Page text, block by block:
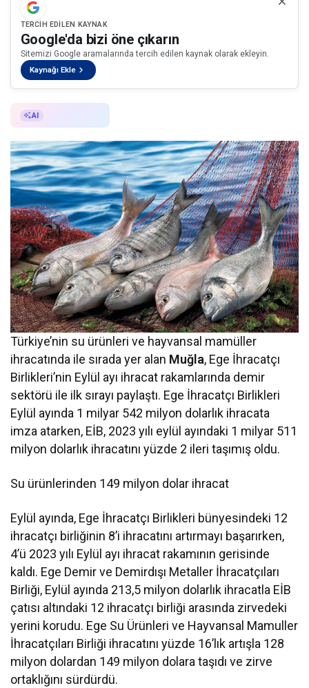
TERCIH EDILEN KAYNAK
Google'da bizi öne çıkarın
Sitemizi Google aramalarında tercih edilen kaynak olarak ekleyin.
Kaynağı Ekle
AI
Türkiye’nin su ürünleri ve hayvansal mamüller
ihracatında ile sırada yer alan Muğla, Ege İhracatçı
Birlikleri’nin Eylül ayı ihracat rakamlarında demir
sektörü ile ilk sırayı paylaştı. Ege İhracatçı Birlikleri
Eylül ayında 1 milyar 542 milyon dolarlık ihracata
imza atarken, EİB, 2023 yılı eylül ayındaki 1 milyar 511
milyon dolarlık ihracatını yüzde 2 ileri taşımış oldu.
Su ürünlerinden 149 milyon dolar ihracat
Eylül ayında, Ege İhracatçı Birlikleri bünyesindeki 12
ihracatçı birliğinin 8’i ihracatını artırmayı başarırken,
4’ü 2023 yılı Eylül ayı ihracat rakamının gerisinde
kaldı. Ege Demir ve Demirdışı Metaller İhracatçıları
Birliği, Eylül ayında 213,5 milyon dolarlık ihracatla EİB
çatısı altındaki 12 ihracatçı birliği arasında zirvedeki
yerini korudu. Ege Su Ürünleri ve Hayvansal Mamuller
İhracatçıları Birliği ihracatını yüzde 16’lık artışla 128
milyon dolardan 149 milyon dolara taşıdı ve zirve
ortaklığını sürdürdü.